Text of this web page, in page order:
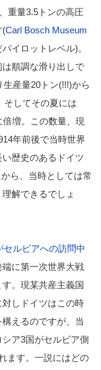
重量3.5トンの高圧
(Carl Bosch Museum
イロットレベル)。
順調な滑り出しで
産量20トン(!!!)から
そしてその夏には
増。この数量、現
年前後で当時世界
歴史のあるドイツ
ら、当時としては常
解できるでしょ
ルビアへの訪問中
端に第一次世界大戦
。現某共産主義国
しドイツはこの時
えるのですが、当
ア3国がセルビア側
ます。一説にはどの